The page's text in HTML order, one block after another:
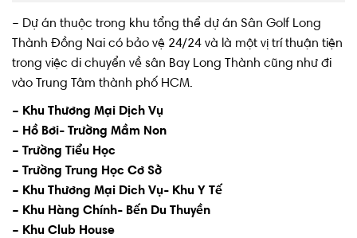
– Dự án thuộc trong khu tổng thể dự án Sân Golf Long
Thành Đồng Nai có bảo vệ 24/24 và là một vị trí thuận tiện
trong việc di chuyển về sân Bay Long Thành cũng như đi
vào Trung Tâm thành phố HCM.
– Khu Thương Mại Dịch Vụ
– Hồ Bơi- Trường Mầm Non
– Trường Tiểu Học
– Trường Trung Học Cơ Sở
– Khu Thương Mại Dich Vụ- Khu Y Tế
– Khu Hàng Chính- Bến Du Thuyền
– Khu Club House